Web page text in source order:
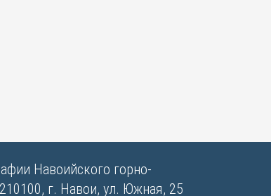
Навоийского горно-
г. Навои, ул. Южная, 25